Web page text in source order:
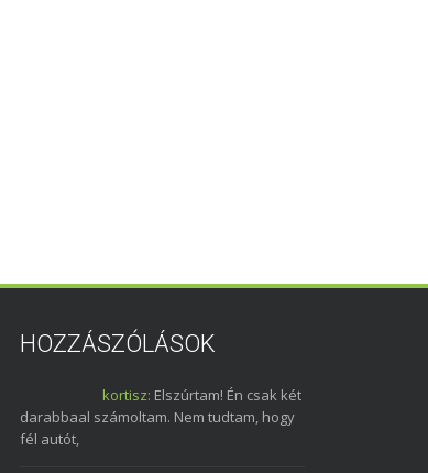
HOZZÁSZÓLÁSOK
kortisz: Elszúrtam! Én csak két
darabbaal számoltam. Nem tudtam, hogy
fél autót,